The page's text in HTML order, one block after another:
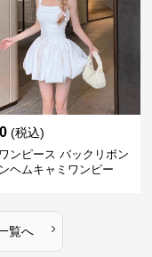
(税込)
ンピース バックリボン
ヘムキャミワンピー
覧へ ›